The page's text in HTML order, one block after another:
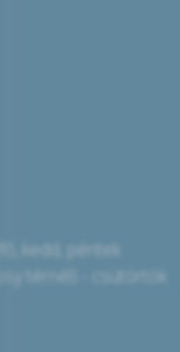
kedd, péntek
térnél) - csütörtök